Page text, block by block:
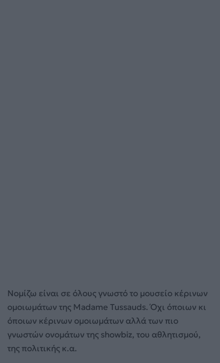
Νομίζω είναι σε όλους γνωστό το μουσείο κέρινων
ομοιωμάτων της Madame Tussauds. Όχι όποιων κι
όποιων κέρινων ομοιωμάτων αλλά των πιο
γνωστών ονομάτων της showbiz, του αθλητισμού,
της πολιτικής κ.α.